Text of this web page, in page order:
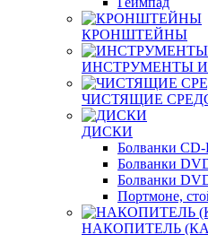
КРОНШТЕЙНЫ
ИНСТРУМЕНТЫ
ЧИСТЯЩИЕ
ДИСКИ
Болванки CD-
Болванки
Болванки
Портмоне,
НАКОПИТЕЛЬ